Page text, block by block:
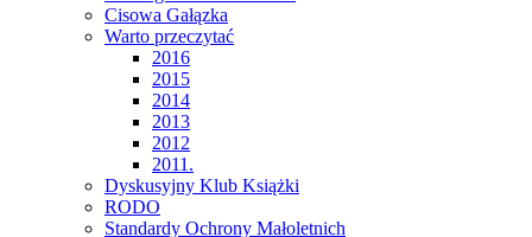
Cisowa Gałązka
Warto przeczytać
2016
2015
2014
2013
2012
2011.
Dyskusyjny Klub Książki
RODO
Standardy Ochrony Małoletnich